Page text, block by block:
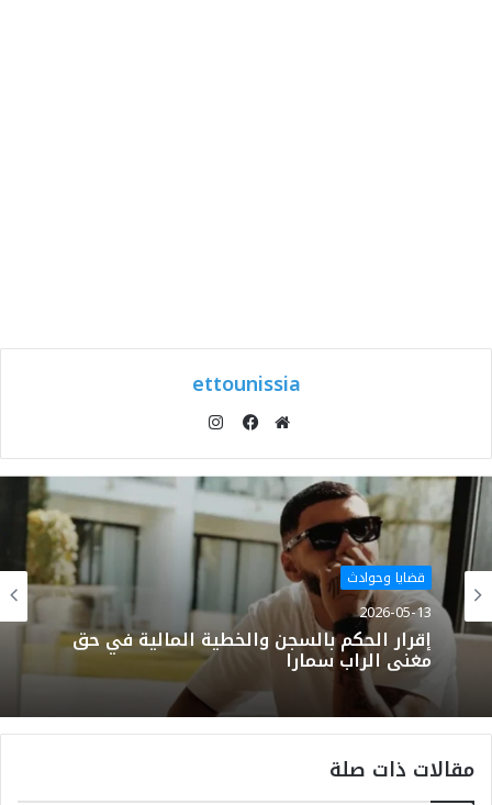
ettounissia
الويب
قضايا وحوادث
2026-05-13
إقرار الحكم بالسجن والخطية المالية في حق
مغني الراب سمارا
مقالات ذات صلة